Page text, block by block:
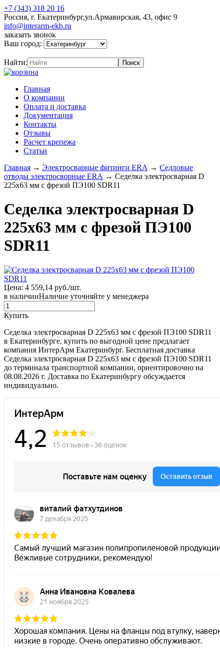
+7 (343) 318 20 16
Россия, г. Екатеринбург,ул.Армавирская, 43, офис 9
info@interarm-ekb.ru
заказать звонок
Ваш город:
Найти:
Главная
О компании
Оплата и доставка
Документация
Контакты
Отзывы
Расчет крепежа
Статьи
Главная → Электросварные фитинги ERA → Седловые
отводы электросворные ERA → Седелка электросварная D
225х63 мм с фрезой ПЭ100 SDR11
Седелка электросварная D
225х63 мм с фрезой ПЭ100
SDR11
Цена: 4 559,14 руб./шт.
в наличииНаличие уточняйте у менеджера
Купить
Седелка электросварная D 225х63 мм с фрезой ПЭ100 SDR11
в Екатеринбурге, купить по выгодной цене предлагает
компания ИнтерАрм Екатеринбург. Бесплатная доставка
Седелка электросварная D 225х63 мм с фрезой ПЭ100 SDR11
до терминала транспортной компании, ориентировочно на
08.08.2026 г. Доставка по Екатеринбургу обсуждается
индивидуально.